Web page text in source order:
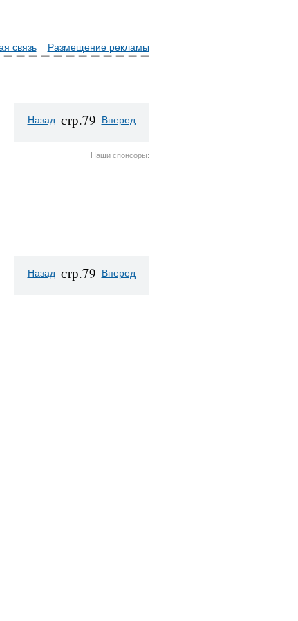
связь Размещение рекламы
Назад стр.79 Вперед
Наши спонсоры:
Назад стр.79 Вперед